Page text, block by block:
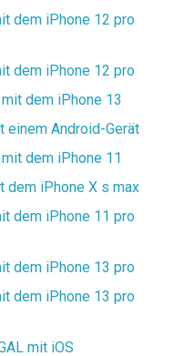
dem iPhone 12 pro
mit dem iPhone 13
einem Android-Gerät
mit dem iPhone 11
dem iPhone X s max
dem iPhone 13 pro
mit iOS